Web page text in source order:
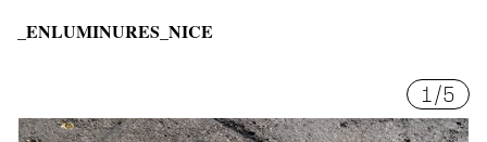
_ENLUMINURES_NICE
1 /5